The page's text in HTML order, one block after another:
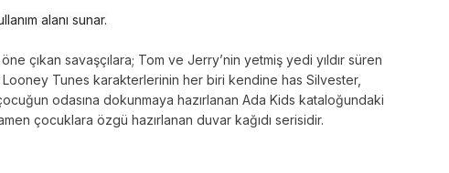
alanı sunar.
çıkan savaşçılara; Tom ve Jerry’nin yetmiş yedi yıldır süren
Tunes karakterlerinin her biri kendine has Silvester,
odasına dokunmaya hazırlanan Ada Kids kataloğundaki
çocuklara özgü hazırlanan duvar kağıdı serisidir.